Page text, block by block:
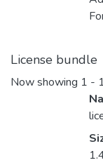
License bundle
Now showing 1 -